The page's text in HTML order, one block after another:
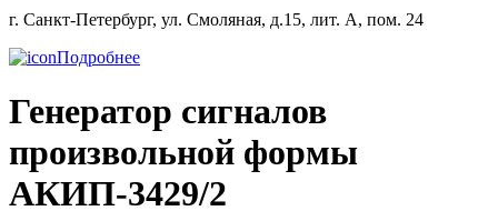
г. Санкт-Петербург, ул. Смоляная, д.15, лит. А, пом. 24
Подробнее
Генератор сигналов
произвольной формы
АКИП-3429/2